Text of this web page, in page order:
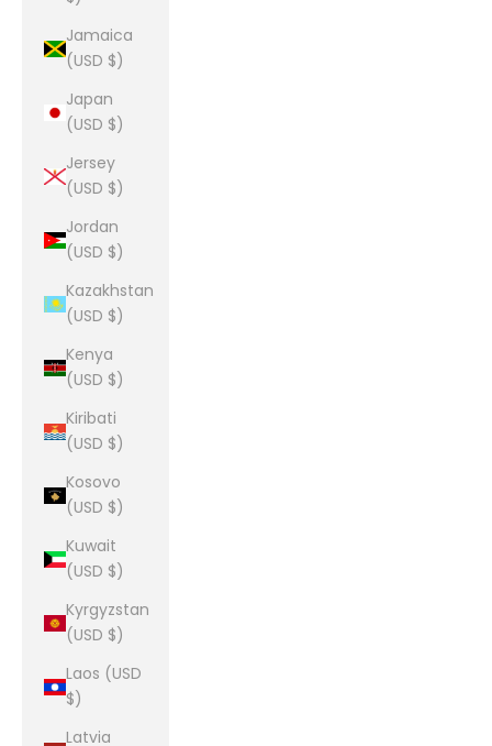
Jamaica
(USD $)
Japan
(USD $)
Jersey
(USD $)
Jordan
(USD $)
Kazakhstan
(USD $)
Kenya
(USD $)
Kiribati
(USD $)
Kosovo
(USD $)
Kuwait
(USD $)
Kyrgyzstan
(USD $)
Laos (USD
$)
Latvia